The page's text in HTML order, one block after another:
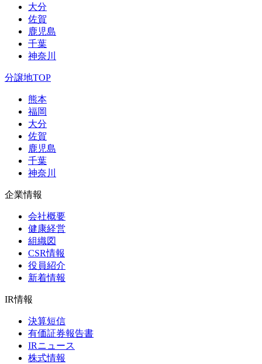
大分
佐賀
鹿児島
千葉
神奈川
分譲地TOP
熊本
福岡
大分
佐賀
鹿児島
千葉
神奈川
企業情報
会社概要
健康経営
組織図
CSR情報
役員紹介
新着情報
IR情報
決算短信
有価証券報告書
IRニュース
株式情報